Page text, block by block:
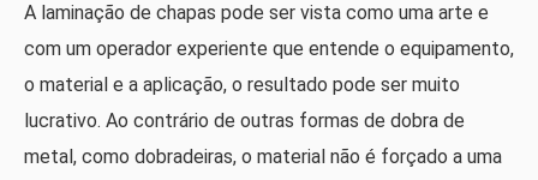
A laminação de chapas pode ser vista como uma arte e
com um operador experiente que entende o equipamento,
o material e a aplicação, o resultado pode ser muito
lucrativo. Ao contrário de outras formas de dobra de
metal, como dobradeiras, o material não é forçado a uma